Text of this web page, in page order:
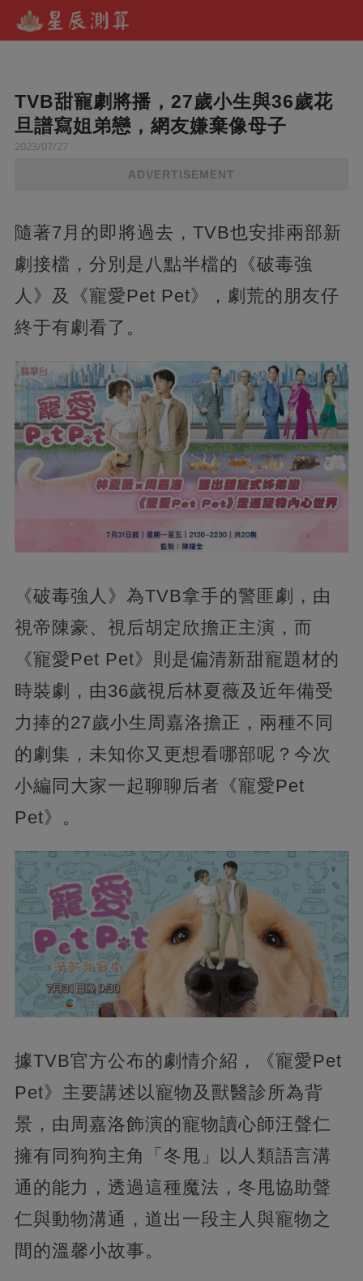
TVB甜寵劇將播，27歲小生與36歲花
旦譜寫姐弟戀，網友嫌棄像母子
2023/07/27
ADVERTISEMENT
隨著7月的即將過去，TVB也安排兩部新
劇接檔，分別是八點半檔的《破毒強
人》及《寵愛Pet Pet》，劇荒的朋友仔
終于有劇看了。
《破毒強人》為TVB拿手的警匪劇，由
視帝陳豪、視后胡定欣擔正主演，而
《寵愛Pet Pet》則是偏清新甜寵題材的
時裝劇，由36歲視后林夏薇及近年備受
力捧的27歲小生周嘉洛擔正，兩種不同
的劇集，未知你又更想看哪部呢？今次
小編同大家一起聊聊后者《寵愛Pet
Pet》。
據TVB官方公布的劇情介紹，《寵愛Pet
Pet》主要講述以寵物及獸醫診所為背
景，由周嘉洛飾演的寵物讀心師汪聲仁
擁有同狗狗主角「冬甩」以人類語言溝
通的能力，透過這種魔法，冬甩協助聲
仁與動物溝通，道出一段主人與寵物之
間的溫馨小故事。